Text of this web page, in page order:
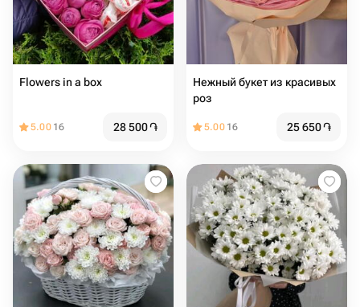
Flowers in a box
5.00 16 28 500֏
Нежный букет из красивых
роз
5.00 16 25 650֏